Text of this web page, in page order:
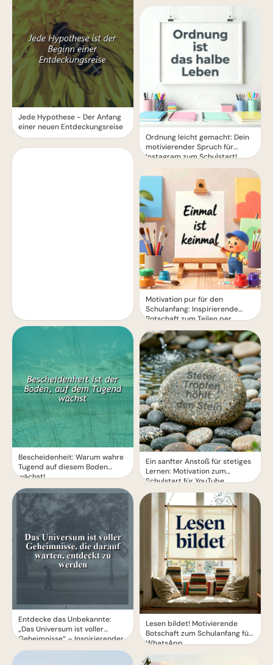
Jede Hypothese - Der Anfang
einer neuen Entdeckungsreise
Bescheidenheit: Warum wahre
Tugend auf diesem Boden
wächst!
Entdecke das Unbekannte:
„Das Universum ist voller
Geheimnisse“ – Inspirierender
Spruch
Ordnung leicht gemacht: Dein
motivierender Spruch für
Instagram zum Schulstart!
Motivation pur für den
Schulanfang: Inspirierende
Botschaft zum Teilen per
WhatsApp!
Ein sanfter Anstoß für stetiges
Lernen: Motivation zum
Schulstart für YouTube.
Lesen bildet! Motivierende
Botschaft zum Schulanfang für
WhatsApp